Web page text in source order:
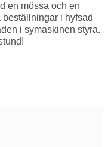
en mössa och en
i hyfsad
i symaskinen styra.